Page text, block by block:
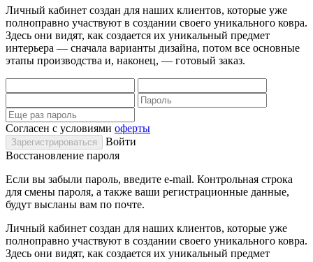
Личный кабинет создан для наших клиентов, которые уже
полноправно участвуют в создании своего уникального ковра.
Здесь они видят, как создается их уникальный предмет
интерьера — сначала варианты дизайна, потом все основные
этапы производства и, наконец, — готовый заказ.
Согласен с условиями оферты
Войти
Восстановление пароля
Если вы забыли пароль, введите e-mail. Контрольная строка
для смены пароля, а также ваши регистрационные данные,
будут высланы вам по почте.
Личный кабинет создан для наших клиентов, которые уже
полноправно участвуют в создании своего уникального ковра.
Здесь они видят, как создается их уникальный предмет